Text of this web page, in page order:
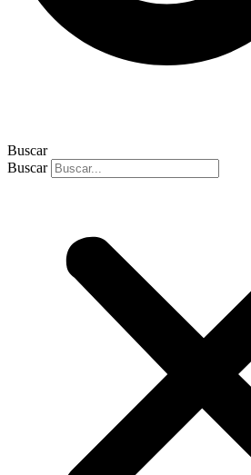
Buscar
Buscar